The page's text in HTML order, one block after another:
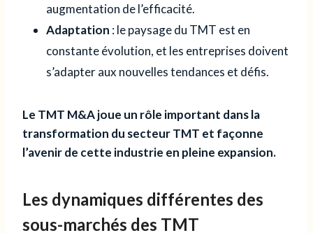
augmentation de l’efficacité.
Adaptation : le paysage du TMT est en
constante évolution, et les entreprises doivent
s’adapter aux nouvelles tendances et défis.
Le TMT M&A joue un rôle important dans la
transformation du secteur TMT et façonne
l’avenir de cette industrie en pleine expansion.
Les dynamiques différentes des
sous-marchés des TMT